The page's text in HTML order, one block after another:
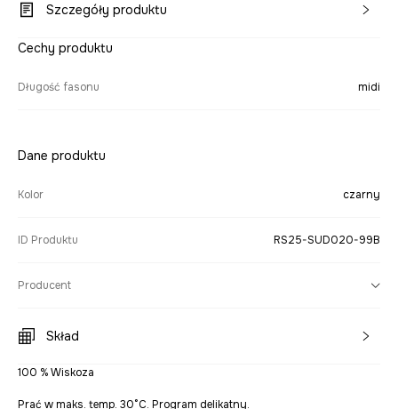
Szczegóły produktu
Cechy produktu
Długość fasonu midi
Dane produktu
Kolor czarny
ID Produktu RS25-SUD020-99B
Producent
Skład
100 % Wiskoza
Prać w maks. temp. 30°C. Program delikatny.